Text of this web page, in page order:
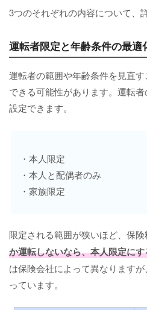
3つのそれぞれの内容について、
運転者限定と年齢条件の最適
運転者の範囲や年齢条件を見直
できる可能性があります。運転
設定できます。
・本人限定
・本人と配偶者のみ
・家族限定
限定される範囲が狭いほど、保険
か運転しないなら、本人限定に
は保険会社によって異なります
っています。